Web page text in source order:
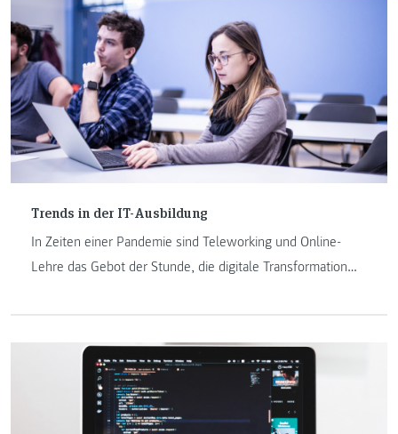
Trends in der IT-Ausbildung
In Zeiten einer Pandemie sind Teleworking und Online-
Lehre das Gebot der Stunde, die digitale Transformation